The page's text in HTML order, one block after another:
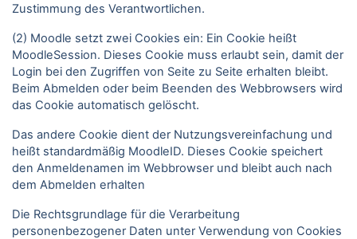
Zustimmung des Verantwortlichen.
(2) Moodle setzt zwei Cookies ein: Ein Cookie heißt
MoodleSession. Dieses Cookie muss erlaubt sein, damit der
Login bei den Zugriffen von Seite zu Seite erhalten bleibt.
Beim Abmelden oder beim Beenden des Webbrowsers wird
das Cookie automatisch gelöscht.
Das andere Cookie dient der Nutzungsvereinfachung und
heißt standardmäßig MoodleID. Dieses Cookie speichert
den Anmeldenamen im Webbrowser und bleibt auch nach
dem Abmelden erhalten
Die Rechtsgrundlage für die Verarbeitung
personenbezogener Daten unter Verwendung von Cookies